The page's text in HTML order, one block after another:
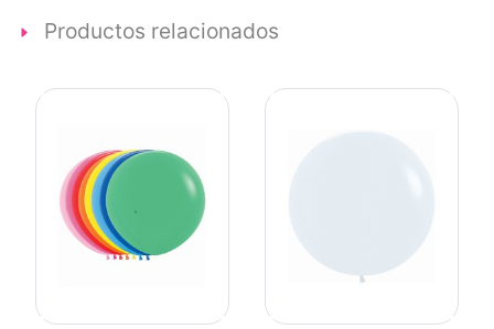
Productos relacionados